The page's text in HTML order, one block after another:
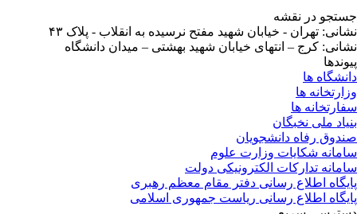
در نقشه
تهران - خیابان شهید مفتح نرسیده به انقلاب - پلاک ۴۳
کرج – انتهای خیابان شهید بهشتی – میدان دانشگاه
ها
ها
ها
ملی نخبگان
رفاه دانشجویان
شکایات وزارت علوم
تدارکات الکترونیکی دولت
اطلاع رسانی دفتر مقام معظم رهبری
اطلاع رسانی ریاست جمهوری اسلامی